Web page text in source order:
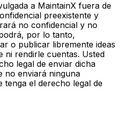
a MaintainX fuera de
preexistente y
no confidencial y no
por lo tanto,
o publicar libremente ideas
ni rendirle cuentas. Usted
legal de enviar dicha
no enviará ninguna
tenga el derecho legal de